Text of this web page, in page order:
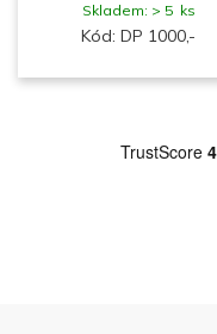
Skladem: > 5 ks
Kód: DP 1000,-